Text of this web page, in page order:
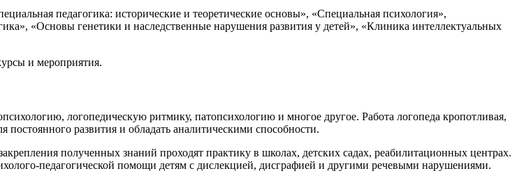
педагогика: исторические и теоретические основы», «Специальная психология»,
«Основы генетики и наследственные нарушения развития у детей», «Клиника интеллектуальных
и мероприятия.
логопедическую ритмику, патопсихологию и многое другое. Работа логопеда кропотливая,
развития и обладать аналитическими способности.
полученных знаний проходят практику в школах, детских садах, реабилитационных центрах.
педагогической помощи детям с дислекцией, дисграфией и другими речевыми нарушениями.